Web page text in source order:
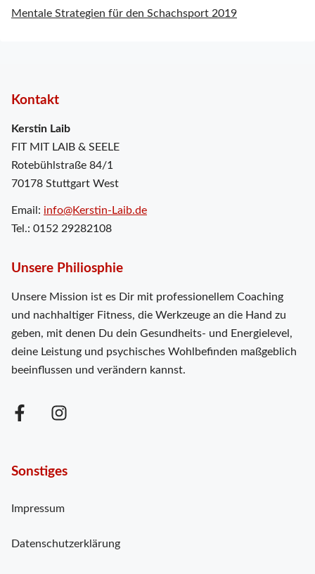
Mentale Strategien für den Schachsport 2019
Kontakt
Kerstin Laib
FIT MIT LAIB & SEELE
Rotebühlstraße 84/1
70178 Stuttgart West
Email: info@Kerstin-Laib.de
Tel.: 0152 29282108
Sonstiges
Impressum
Datenschutzerklärung
Unsere Philiosphie
Unsere Mission ist es Dir mit professionellem Coaching
und nachhaltiger Fitness, die Werkzeuge an die Hand zu
geben, mit denen Du dein Gesundheits- und Energielevel,
deine Leistung und psychisches Wohlbefinden maßgeblich
beeinflussen und verändern kannst.